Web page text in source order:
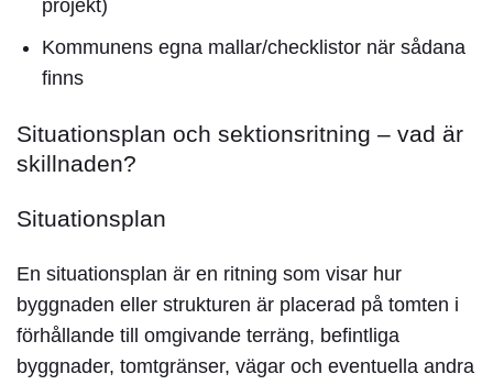
projekt)
Kommunens egna mallar/checklistor när sådana
finns
Situationsplan och sektionsritning – vad är
skillnaden?
Situationsplan
En situationsplan är en ritning som visar hur
byggnaden eller strukturen är placerad på tomten i
förhållande till omgivande terräng, befintliga
byggnader, tomtgränser, vägar och eventuella andra